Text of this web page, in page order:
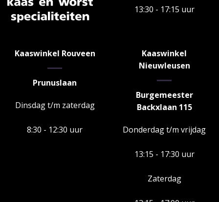
13:30 - 17:15 uur
Kaaswinkel Rouveen
Prunuslaan
Dinsdag t/m zaterdag
8:30 - 12:30 uur
Kaaswinkel
Nieuwleusen
Burgemeester
Backxlaan 115
Donderdag t/m vrijdag
13:15 - 17:30 uur
Zaterdag